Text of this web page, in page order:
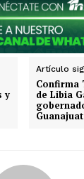
Oaxaca
y
Artículo
Confirma
de Libia